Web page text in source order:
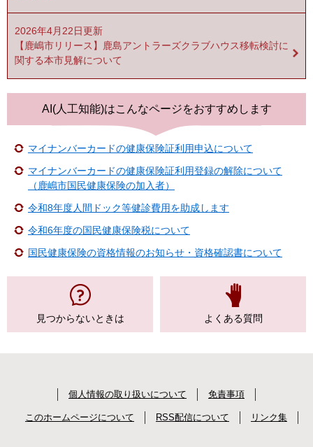
2026年4月22日更新
【鹿嶋市リリース】鹿島アントラーズクラブハウス移転検討に
関する本市見解について
AI(人工知能)はこんなページをおすすめします
マイナンバーカードの健康保険証利用申込について
マイナンバーカードの健康保険証利用登録の解除について
（鹿嶋市国民健康保険の加入者）
令和8年度人間ドック等健診費用を助成します
令和6年度の国民健康保険税について
国民健康保険の資格情報のお知らせ・資格確認書について
見つからないときは よくある質問
個人情報の取り扱いについて 免責事項
このホームページについて RSS配信について リンク集